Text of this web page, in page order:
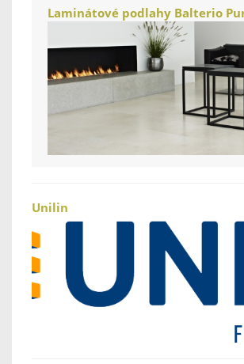
Laminátové podlahy Balterio
Unilin